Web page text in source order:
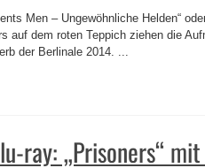
Men – Ungewöhnliche Helden“
auf dem roten Teppich ziehen die
der Berlinale 2014. ...
ray: „Prisoners“